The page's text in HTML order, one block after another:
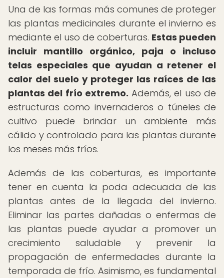
Una de las formas más comunes de proteger
las plantas medicinales durante el invierno es
mediante el uso de coberturas. Estas pueden
incluir mantillo orgánico, paja o incluso
telas especiales que ayudan a retener el
calor del suelo y proteger las raíces de las
plantas del frío extremo. Además, el uso de
estructuras como invernaderos o túneles de
cultivo puede brindar un ambiente más
cálido y controlado para las plantas durante
los meses más fríos.
Además de las coberturas, es importante
tener en cuenta la poda adecuada de las
plantas antes de la llegada del invierno.
Eliminar las partes dañadas o enfermas de
las plantas puede ayudar a promover un
crecimiento saludable y prevenir la
propagación de enfermedades durante la
temporada de frío. Asimismo, es fundamental